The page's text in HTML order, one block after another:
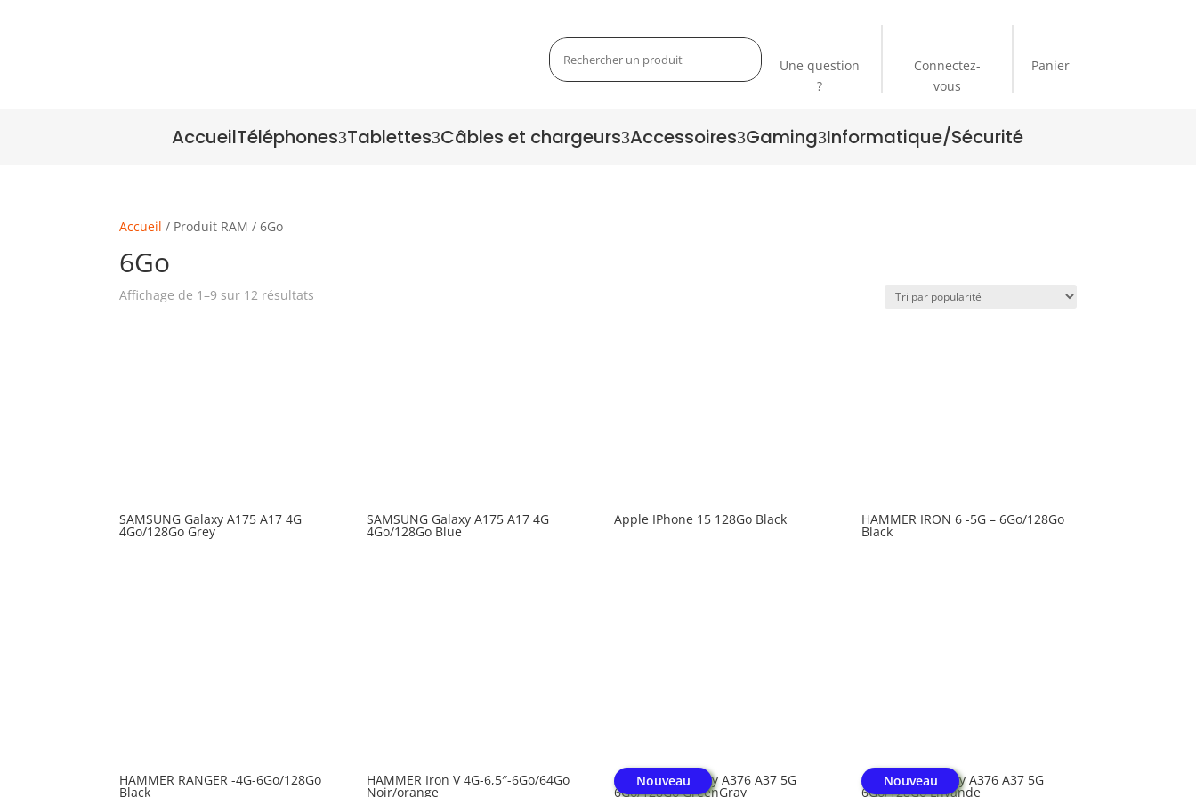
Une question
?
Connectez-
vous
Panier
AccueilTéléphones3Tablettes3Câbles et chargeurs3Accessoires3Gaming3Informatique/Sécurité
Accueil / Produit RAM / 6Go
6Go
Affichage de 1–9 sur 12 résultats
SAMSUNG Galaxy A175 A17 4G
4Go/128Go Grey
SAMSUNG Galaxy A175 A17 4G
4Go/128Go Blue
Apple IPhone 15 128Go Black HAMMER IRON 6 -5G – 6Go/128Go
Black
HAMMER RANGER -4G-6Go/128Go
Black
HAMMER Iron V 4G-6,5″-6Go/64Go
Noir/orange
Nouveau
SAMSUNG Galaxy A376 A37 5G
6Go/128Go GreenGray
Nouveau
SAMSUNG Galaxy A376 A37 5G
6Go/128Go Lnvande